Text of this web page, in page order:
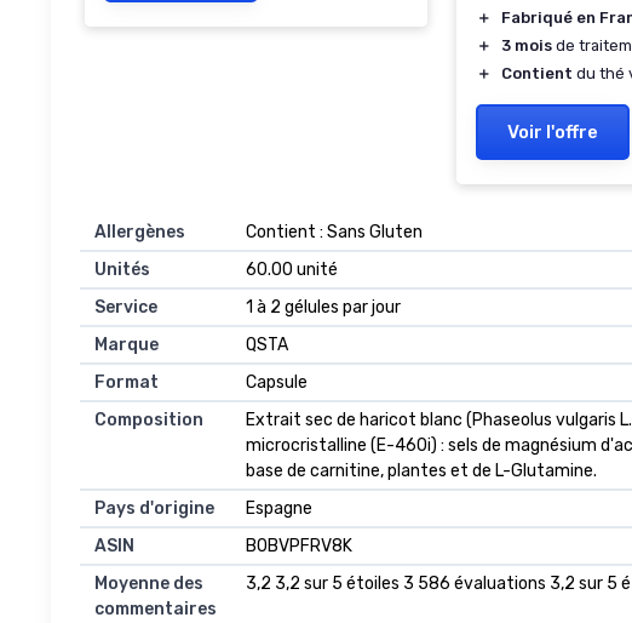
＋
Fabriqué en
＋
3 mois de
＋
Contient du thé
Voir l'offre
Allergènes
‎Contient : Sans Gluten
Unités
‎60.00 unité
Service
‎1 à 2 gélules par jour
Marque
‎QSTA
Format
‎Capsule
Composition
‎Extrait sec de haricot blanc (Phaseolus vulgaris
microcristalline (E-460i) : sels de magnésium
base de carnitine, plantes et de L-Glutamine.
Pays d'origine
‎Espagne
ASIN
B0BVPFRV8K
Moyenne des
commentaires
3,2 3,2 sur 5 étoiles 3 586 évaluations 3,2 sur 5